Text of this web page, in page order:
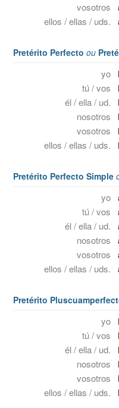
vosotros
ellos / ellas / uds.
Pretérito Perfecto ou
yo
tú / vos
él / ella / ud.
nosotros
vosotros
ellos / ellas / uds.
Pretérito Perfecto Simple
yo
tú / vos
él / ella / ud.
nosotros
vosotros
ellos / ellas / uds.
Pretérito
yo
tú / vos
él / ella / ud.
nosotros
vosotros
ellos / ellas / uds.